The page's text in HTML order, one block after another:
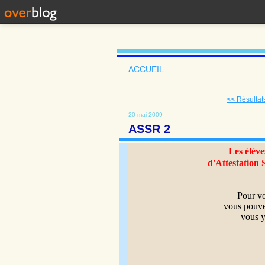
ACCUEIL
<<
20 mai 2009
ASSR 2
Les
d'Attestation
Pour
vous
vous